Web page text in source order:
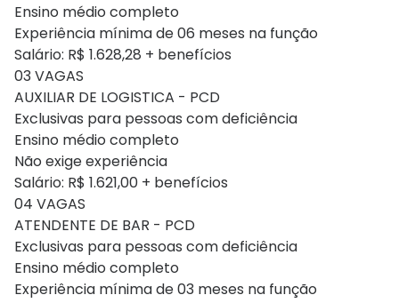
Ensino médio completo
Experiência mínima de 06 meses na função
Salário: R$ 1.628,28 + benefícios
03 VAGAS
AUXILIAR DE LOGISTICA - PCD
Exclusivas para pessoas com deficiência
Ensino médio completo
Não exige experiência
Salário: R$ 1.621,00 + benefícios
04 VAGAS
ATENDENTE DE BAR - PCD
Exclusivas para pessoas com deficiência
Ensino médio completo
Experiência mínima de 03 meses na função